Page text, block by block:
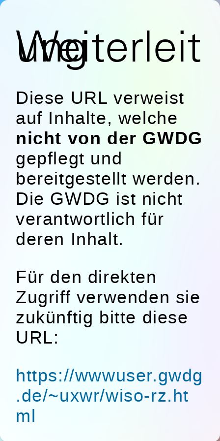
Weiterleitung
Diese URL verweist
auf Inhalte, welche
nicht von der GWDG
gepflegt und
bereitgestellt werden.
Die GWDG ist nicht
verantwortlich für
deren Inhalt.
Für den direkten
Zugriff verwenden sie
zukünftig bitte diese
URL:
https://wwwuser.gwdg
.de/~uxwr/wiso-rz.ht
ml